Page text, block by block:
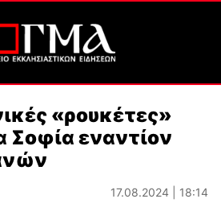
«ρουκέτες»
Σοφία εναντίον
17.08.2024 | 18:14